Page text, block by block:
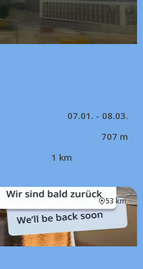
07.01. - 08.03.
707 m
1 km
53 km